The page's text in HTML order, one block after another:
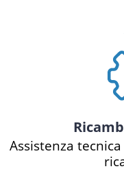
Assistenza